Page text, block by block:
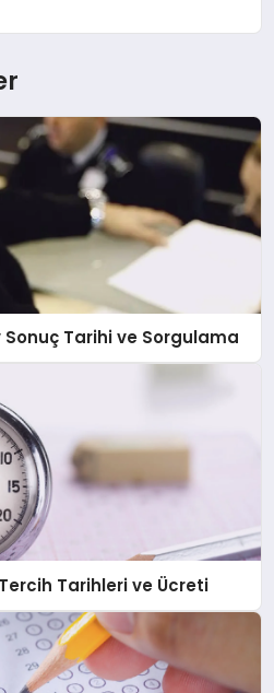
Sonuç Tarihi ve Sorgulama
Tercih Tarihleri ve Ücreti